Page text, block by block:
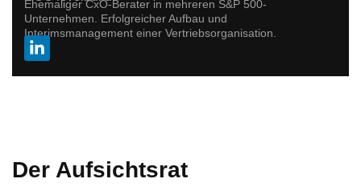
Ehemaliger CxO-Berater in mehreren S&P 500-
Unternehmen. Erfolgreicher Aufbau und
Interimsmanagement einer Vertriebsorganisation.
Der Aufsichtsrat